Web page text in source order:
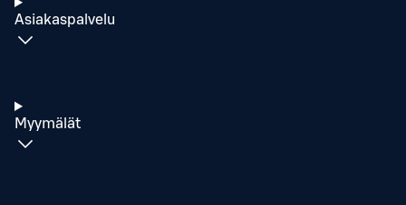
Asiakaspalvelu
Myymälät